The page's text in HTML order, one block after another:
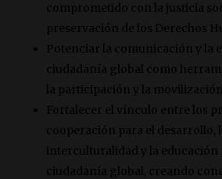
comprometido con la justicia
preservación de los Derechos
Potenciar la comunicación y la
ciudadanía global como
la participación y la
Fortalecer el vínculo entre los
cooperación para el desarrollo,
interculturalidad y la educación
ciudadanía global, creando